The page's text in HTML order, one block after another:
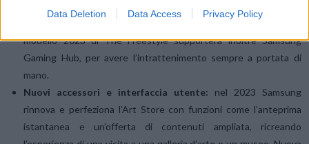
Data Deletion Data Access Privacy Policy
potranno usare due proiettori in contemporanea per riprodurre
contenuti in 21:9 senza allineare o regolare nulla manualmente. Il
modello 2023 di The Freestyle supporterà inoltre Samsung
Gaming Hub, per avere l’intrattenimento sempre a portata di
mano.
Nuovi accessori e interfaccia utente: nel 2023 Samsung
rinnova e perfeziona l’Art Store con funzioni come l’anteprima
istantanea e un’offerta di contenuti ampliata, ricreando